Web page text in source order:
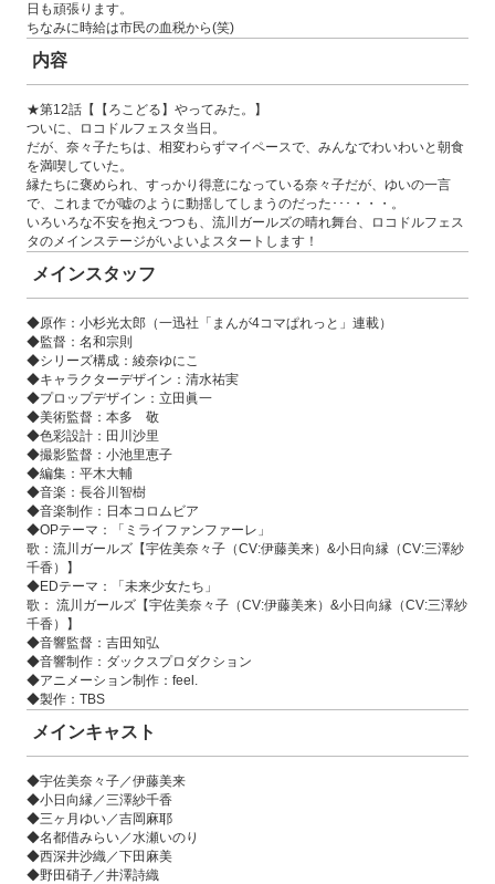
日も頑張ります。
ちなみに時給は市民の血税から(笑)
内容
★第12話【【ろこどる】やってみた。】
ついに、ロコドルフェスタ当日。
だが、奈々子たちは、相変わらずマイペースで、みんなでわいわいと朝食
を満喫していた。
縁たちに褒められ、すっかり得意になっている奈々子だが、ゆいの一言
で、これまでが嘘のように動揺してしまうのだった･･･・・・。
いろいろな不安を抱えつつも、流川ガールズの晴れ舞台、ロコドルフェス
タのメインステージがいよいよスタートします！
メインスタッフ
◆原作：小杉光太郎（一迅社「まんが4コマぱれっと」連載）
◆監督：名和宗則
◆シリーズ構成：綾奈ゆにこ
◆キャラクターデザイン：清水祐実
◆プロップデザイン：立田眞一
◆美術監督：本多 敬
◆色彩設計：田川沙里
◆撮影監督：小池里恵子
◆編集：平木大輔
◆音楽：長谷川智樹
◆音楽制作：日本コロムビア
◆OPテーマ：「ミライファンファーレ」
歌：流川ガールズ【宇佐美奈々子（CV:伊藤美来）&小日向縁（CV:三澤紗
千香）】
◆EDテーマ：「未来少女たち」
歌： 流川ガールズ【宇佐美奈々子（CV:伊藤美来）&小日向縁（CV:三澤紗
千香）】
◆音響監督：吉田知弘
◆音響制作：ダックスプロダクション
◆アニメーション制作：feel.
◆製作：TBS
メインキャスト
◆宇佐美奈々子／伊藤美来
◆小日向縁／三澤紗千香
◆三ヶ月ゆい／吉岡麻耶
◆名都借みらい／水瀬いのり
◆西深井沙織／下田麻美
◆野田硝子／井澤詩織